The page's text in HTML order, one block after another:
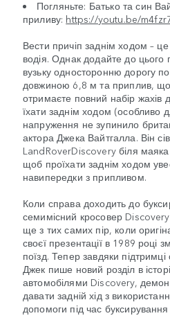
Погляньте: Батько та син
приливу: https://youtu.be/
Вести причіп заднім ходом –
водія. Однак додайте до цього
вузьку односторонню дорогу
довжиною 6,8 м та приплив, що
отримаєте повний набір жахів
їхати заднім ходом (особливо
напруження не зупинило
актора Джека Вайтгалла. Він
LandRoverDiscovery біля
щоб проїхати заднім ходом
навипередки з припливом.
Коли справа доходить до
семимісний кросовер
ще з тих самих пір, коли
своєї презентації в 1989 році
поїзд. Тепер завдяки
Джек пише новий розділ в
автомобілями Discovery,
давати задній хід з
допомоги під час